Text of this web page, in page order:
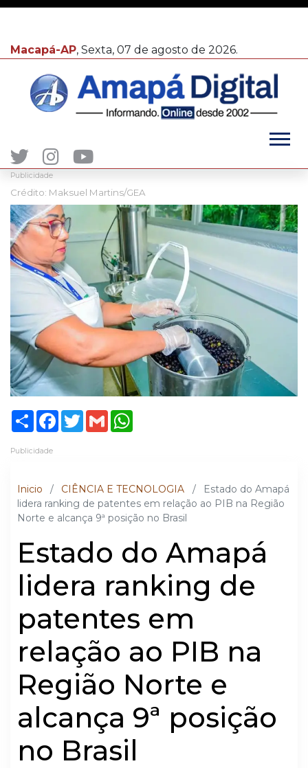
Macapá-AP, Sexta, 07 de agosto de 2026.
Publicidade
Crédito: Maksuel Martins/GEA
ShareFacebook
TwitterGmail
Publicidade
Inicio / CIÊNCIA E TECNOLOGIA /
Estado do Amapá
lidera ranking de patentes em relação ao PIB na Região
Norte e alcança 9ª posição no Brasil
Estado do Amapá
lidera ranking de
patentes em
relação ao PIB na
Região Norte e
alcança 9ª posição
no Brasil